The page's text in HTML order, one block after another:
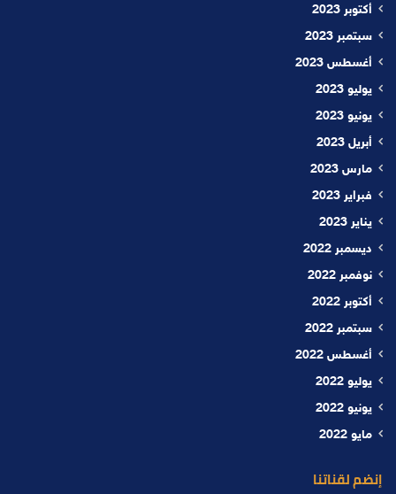
أكتوبر 2023
سبتمبر 2023
أغسطس 2023
يوليو 2023
يونيو 2023
أبريل 2023
مارس 2023
فبراير 2023
يناير 2023
ديسمبر 2022
نوفمبر 2022
أكتوبر 2022
سبتمبر 2022
أغسطس 2022
يوليو 2022
يونيو 2022
مايو 2022
إنضم لقناتنا